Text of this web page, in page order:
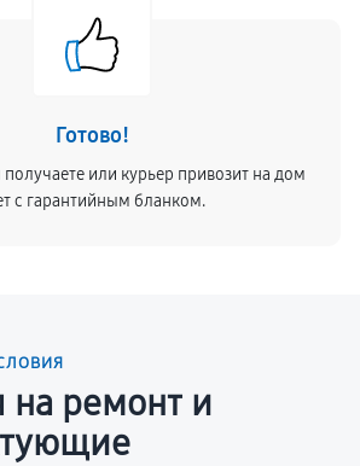
Готово!
или курьер привозит на дом
с гарантийным бланком.
на ремонт и